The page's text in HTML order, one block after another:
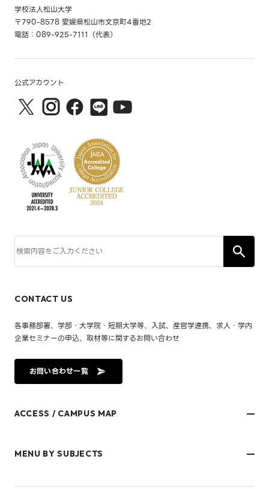
学校法人松山大学
〒790-8578 愛媛県松山市文京町4番地2
電話：089-925-7111（代表）
公式アカウント
CONTACT US
各事務部署、学部・大学院・短期大学等、入試、産官学連携、求人・学内
企業セミナーの申込、取材等に関するお問い合わせ
お問い合わせ一覧
ACCESS / CAMPUS MAP
御幸キャンパス(運動施設)
MENU BY SUBJECTS
在学生・保護者のみなさま